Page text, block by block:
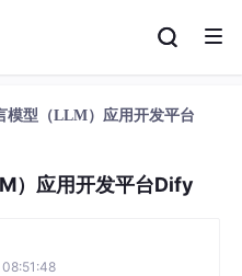
模型（LLM）应用开发平台
）应用开发平台Dify